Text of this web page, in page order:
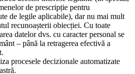
de prescripție pentru
de legile aplicabile), dar nu mai mult
recunoașterii obiecției. Cu toate
datelor dvs. cu caracter personal se
– până la retragerea efectivă a
procesele decizionale automatizate